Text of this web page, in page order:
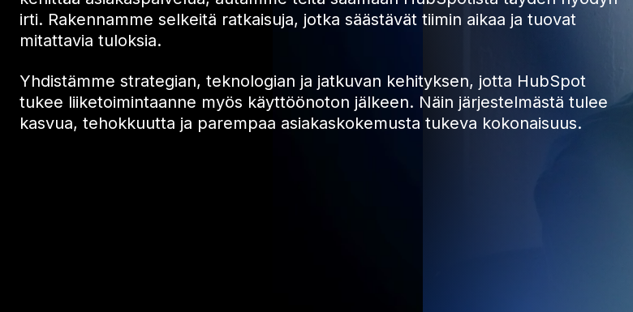
irti. Rakennamme selkeitä ratkaisuja, jotka säästävät tiimin aikaa ja tuovat
mitattavia tuloksia.
Yhdistämme strategian, teknologian ja jatkuvan kehityksen, jotta HubSpot
tukee liiketoimintaanne myös käyttöönoton jälkeen. Näin järjestelmästä tulee
kasvua, tehokkuutta ja parempaa asiakaskokemusta tukeva kokonaisuus.